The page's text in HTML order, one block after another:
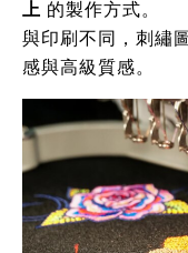
上 的製作方式。
與印刷不同，刺繡
感與高級質感。